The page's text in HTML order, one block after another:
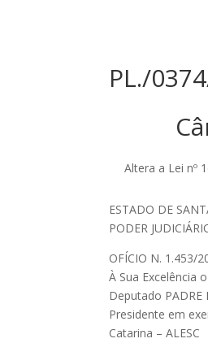
PL./
Altera a Lei nº
ESTADO DE
PODER
OFÍCIO N. 1.453/
À Sua Excelência
Deputado PADRE
Presidente em
Catarina – ALESC